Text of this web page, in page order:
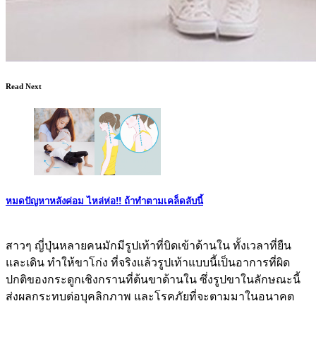
Read Next
หมดปัญหาหลังค่อม ไหล่ห่อ!! ถ้าทำตามเคล็ดลับนี้
สาวๆ ญี่ปุ่นหลายคนมักมีรูปเท้าที่บิดเข้าด้านใน ทั้งเวลาที่ยืน
และเดิน ทำให้ขาโก่ง ที่จริงแล้วรูปเท้าแบบนี้เป็นอาการที่ผิด
ปกติของกระดูกเชิงกรานที่ต้นขาด้านใน ซึ่งรูปขาในลักษณะนี้
ส่งผลกระทบต่อบุคลิกภาพ และโรคภัยที่จะตามมาในอนาคต